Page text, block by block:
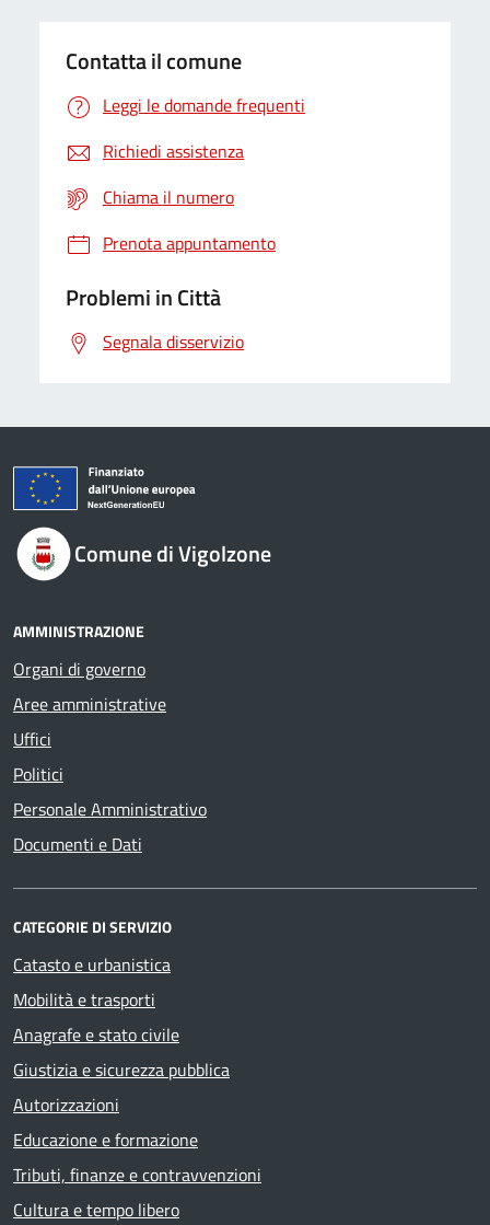
Contatta il comune
Leggi le domande frequenti
Richiedi assistenza
Chiama il numero
Prenota appuntamento
Problemi in Città
Segnala disservizio
Comune di Vigolzone
AMMINISTRAZIONE
Organi di governo
Aree amministrative
Uffici
Politici
Personale Amministrativo
Documenti e Dati
CATEGORIE DI SERVIZIO
Catasto e urbanistica
Mobilità e trasporti
Anagrafe e stato civile
Giustizia e sicurezza pubblica
Autorizzazioni
Educazione e formazione
Tributi, finanze e contravvenzioni
Cultura e tempo libero